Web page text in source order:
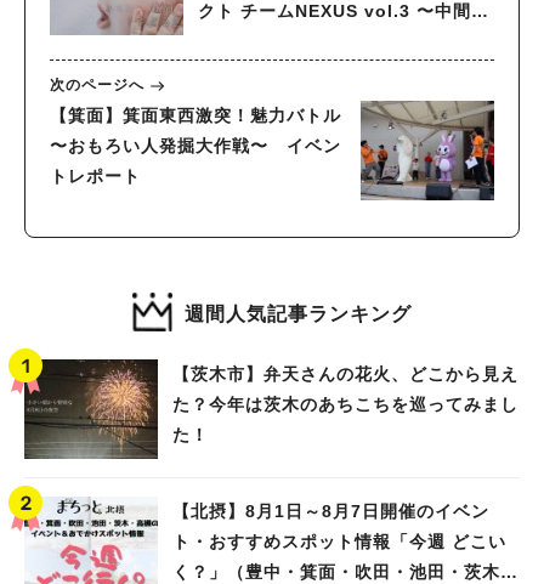
クト チームNEXUS vol.3 〜中間発
次のページへ
【箕面】箕面東西激突！魅力バトル
〜おもろい人発掘大作戦〜 イベン
トレポート
週間人気記事ランキング
【茨木市】弁天さんの花火、どこから見え
た？今年は茨木のあちこちを巡ってみまし
た！
【北摂】8月1日～8月7日開催のイベン
ト・おすすめスポット情報「今週 どこい
く？」（豊中・箕面・吹田・池田・茨木・